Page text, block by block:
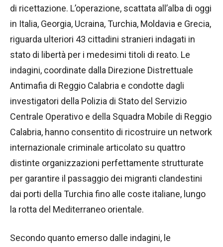
di ricettazione. L’operazione, scattata all’alba di oggi
in Italia, Georgia, Ucraina, Turchia, Moldavia e Grecia,
riguarda ulteriori 43 cittadini stranieri indagati in
stato di libertà per i medesimi titoli di reato. Le
indagini, coordinate dalla Direzione Distrettuale
Antimafia di Reggio Calabria e condotte dagli
investigatori della Polizia di Stato del Servizio
Centrale Operativo e della Squadra Mobile di Reggio
Calabria, hanno consentito di ricostruire un network
internazionale criminale articolato su quattro
distinte organizzazioni perfettamente strutturate
per garantire il passaggio dei migranti clandestini
dai porti della Turchia fino alle coste italiane, lungo
la rotta del Mediterraneo orientale.
Secondo quanto emerso dalle indagini, le